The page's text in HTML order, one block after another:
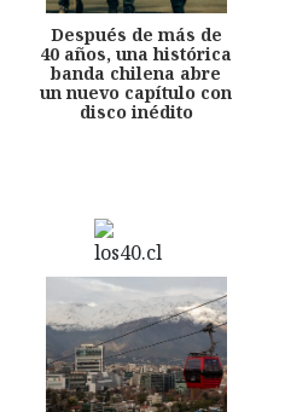
Después de más de
40 años, una histórica
banda chilena abre
un nuevo capítulo con
disco inédito